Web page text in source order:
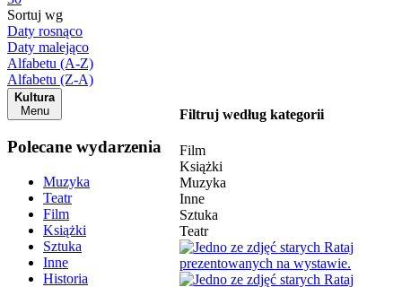
Sortuj wg
Daty rosnąco
Daty malejąco
Alfabetu (A-Z)
Alfabetu (Z-A)
Kultura
Menu
Polecane wydarzenia
Muzyka
Teatr
Film
Książki
Sztuka
Inne
Historia
Filtruj według kategorii
Film
Książki
Muzyka
Inne
Sztuka
Teatr